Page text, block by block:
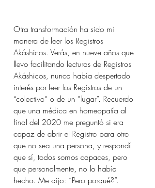
Otra transformación ha sido mi
manera de leer los Registros
Akáshicos. Verás, en nueve años que
llevo facilitando lecturas de Registros
Akáshicos, nunca había despertado
interés por leer los Registros de un
“colectivo” o de un “lugar”. Recuerdo
que una médica en homeopatía al
final del 2020 me preguntó si era
capaz de abrir el Registro para otro
que no sea una persona, y respondí
que sí, todos somos capaces, pero
que personalmente, no lo había
hecho. Me dijo: “Pero porqué?”.